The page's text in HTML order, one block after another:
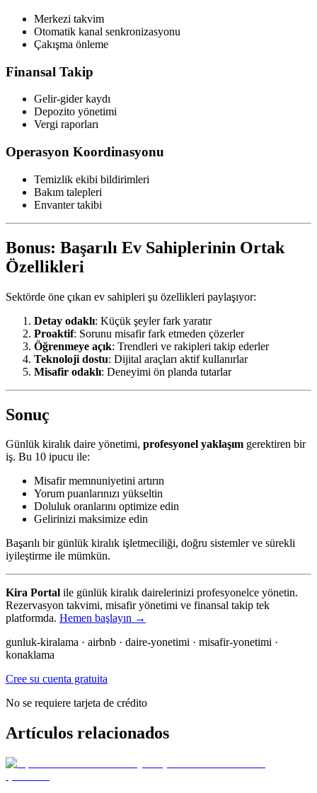
Merkezi takvim
Otomatik kanal senkronizasyonu
Çakışma önleme
Finansal Takip
Gelir-gider kaydı
Depozito yönetimi
Vergi raporları
Operasyon Koordinasyonu
Temizlik ekibi bildirimleri
Bakım talepleri
Envanter takibi
Bonus: Başarılı Ev Sahiplerinin Ortak
Özellikleri
Sektörde öne çıkan ev sahipleri şu özellikleri paylaşıyor:
Detay odaklı: Küçük şeyler fark yaratır
Proaktif: Sorunu misafir fark etmeden çözerler
Öğrenmeye açık: Trendleri ve rakipleri takip ederler
Teknoloji dostu: Dijital araçları aktif kullanırlar
Misafir odaklı: Deneyimi ön planda tutarlar
Sonuç
Günlük kiralık daire yönetimi, profesyonel yaklaşım gerektiren bir
iş. Bu 10 ipucu ile:
Misafir memnuniyetini artırın
Yorum puanlarınızı yükseltin
Doluluk oranlarını optimize edin
Gelirinizi maksimize edin
Başarılı bir günlük kiralık işletmeciliği, doğru sistemler ve sürekli
iyileştirme ile mümkün.
Kira Portal ile günlük kiralık dairelerinizi profesyonelce yönetin.
Rezervasyon takvimi, misafir yönetimi ve finansal takip tek
platformda. Hemen başlayın →
gunluk-kiralama · airbnb · daire-yonetimi · misafir-yonetimi ·
konaklama
Cree su cuenta gratuita
No se requiere tarjeta de crédito
Artículos relacionados